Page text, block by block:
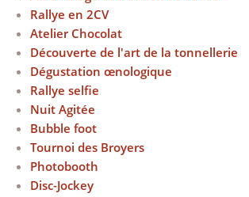
Rallye en 2CV
Atelier Chocolat
Découverte de l'art de la tonnellerie
Dégustation œnologique
Rallye selfie
Nuit Agitée
Bubble foot
Tournoi des Broyers
Photobooth
Disc-Jockey